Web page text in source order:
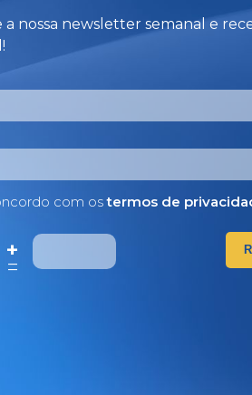
a nossa newsletter semanal e
com ostermos de
=